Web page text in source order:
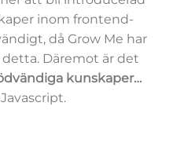
inom frontend-
då Grow Me har
Däremot är det
kunskaper…
Javascript.